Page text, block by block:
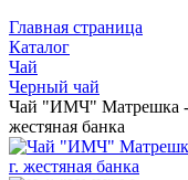
Главная страница
Каталог
Чай
Черный чай
Чай "ИМЧ" Матрешка -
жестяная банка